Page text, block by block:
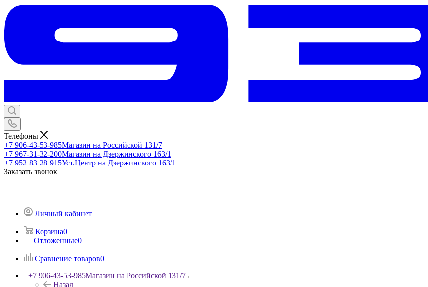
Телефоны
+7 906-43-53-985Магазин на Российской 131/7
+7 967-31-32-200Магазин на Дзержинского 163/1
+7 952-83-28-915Уст.Центр на Дзержинского 163/1
Заказать звонок
Личный кабинет
Корзина0
Отложенные0
Сравнение товаров0
+7 906-43-53-985Магазин на Российской 131/7
Назад